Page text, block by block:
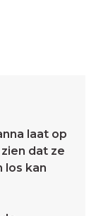
laat op
dat ze
los kan